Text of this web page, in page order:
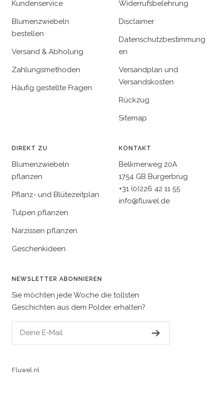
Kundenservice
Blumenzwiebeln
bestellen
Versand & Abholung
Zahlungsmethoden
Häufig gestellte Fragen
Widerrufsbelehrung
Disclaimer
Datenschutzbestimmung
en
Versandplan und
Versandskosten
Rückzug
Sitemap
DIREKT ZU
Blumenzwiebeln
pflanzen
Pflanz- und Blütezeitplan
Tulpen pflanzen
Narzissen pflanzen
Geschenkideen
KONTAKT
Belkmerweg 20A
1754 GB Burgerbrug
+31 (0)226 42 11 55
info@fluwel.de
NEWSLETTER ABONNIEREN
Sie möchten jede Woche die tollsten
Geschichten aus dem Polder erhalten?
Deine E-Mail
Fluwel.nl